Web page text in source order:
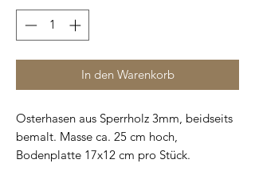
In den Warenkorb
Osterhasen aus Sperrholz 3mm, beidseits
bemalt. Masse ca. 25 cm hoch,
Bodenplatte 17x12 cm pro Stück.